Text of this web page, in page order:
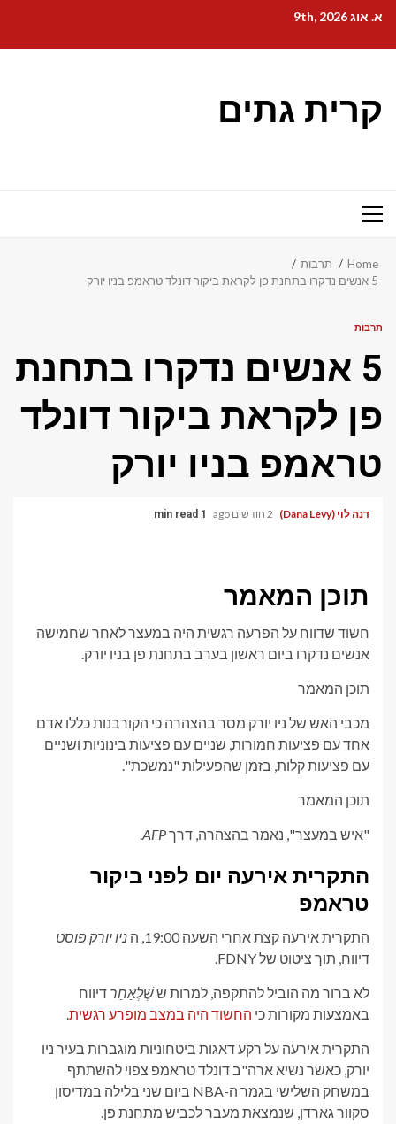
content
א. אוג 9th, 2026
קרית גתים
Primary
Home
תרבות
5 אנשים נדקרו בתחנת פן לקראת ביקור דונלד טראמפ בניו יורק
תרבות
5 אנשים נדקרו בתחנת
פן לקראת ביקור דונלד
טראמפ בניו יורק
דנה לוי (Dana Levy) 2 חודשים ago 1 min read
תוכן המאמר
חשוד שדווח על הפרעה רגשית היה במעצר לאחר שחמישה
אנשים נדקרו ביום ראשון בערב בתחנת פן בניו יורק.
תוכן המאמר
מכבי האש של ניו יורק מסר בהצהרה כי הקורבנות כללו אדם
אחד עם פציעות חמורות, שניים עם פציעות בינוניות ושניים
עם פציעות קלות, בזמן שהפעילות "נמשכת".
תוכן המאמר
"איש במעצר", נאמר בהצהרה, דרךAFP
.
התקרית אירעה יום לפני ביקור
טראמפ
התקרית אירעה קצת אחרי השעה 19:00, ה
ניו יורק פוסט
דיווח, תוך ציטוט של FDNY.
לא ברור מה הוביל להתקפה, למרות ששֶׁלְאַחַר דיווח
באמצעות מקורות כי החשוד היה במצב מופרע רגשית.
התקרית אירעה על רקע דאגות ביטחוניות מוגברות בעיר ניו
יורק, כאשר נשיא ארה"ב דונלד טראמפ צפוי להשתתף
במשחק השלישי בגמר ה-NBA ביום שני בלילה במדיסון
סקוור גארדן, שנמצאת מעבר לכביש מתחנת פן.